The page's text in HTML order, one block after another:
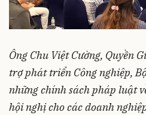
Ông Chu Việt Cường, Quyền
trợ phát triển Công nghiệp,
những chính sách pháp luật
hội nghị cho các doanh